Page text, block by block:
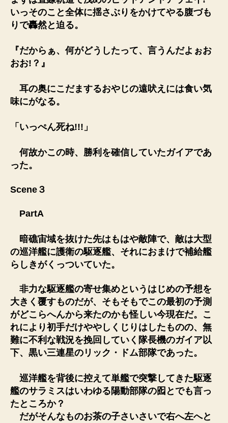
いっそのこと全体に揺さぶりをかけてやる腹づも
りで轟然と迫る。
『だからぁ、何がどうしたって、言うんだよぉお
おお!？』
耳の奥にこだまするおやじの遠吠えには食い気
味にがなる。
「いっぺん死ね!!!」
何故かこの時、勝利を確信していたガイアであ
った。
Scene３
PartA
暗礁宙域を抜けた先はもはや敵陣で、敵は大型
の巡洋艦に護衛の駆逐艦、それにおまけで補給艦
らしきがくっついていた。
非力な駆逐艦の寄せ集めというはじめの予想を
大きく覆すものだが、そもそもでこの最初の予測
がどこらへんから来たのかも怪しい今現在だ。こ
れにより初手だけややしくじりはしたものの、無
難に不利な戦況を挽回していく隊長機のガイア以
下、黒い三連星のリック・ドム部隊であった。
巡洋艦を背後に控えて単艦で突撃してきた駆逐
艦のサラミスはいわゆる陽動部隊の囮とでも言っ
たところか？
だがそんなものお茶の子さいさいで右へ左へと